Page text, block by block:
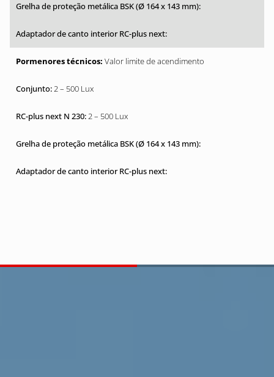
Valor limite de acendimento
2 – 500 Lux
2 – 500 Lux